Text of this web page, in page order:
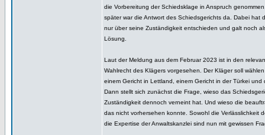
die Vorbereitung der Schiedsklage in Anspruch
später war die Antwort des Schiedsgerichts da. Dabei hat
nur über seine Zuständigkeit entschieden und galt noch
Lösung.
Laut der Meldung aus dem Februar 2023 ist in den
Wahlrecht des Klägers vorgesehen. Der Kläger soll
einem Gericht in Lettland, einem Gericht in der Türkei und
Dann stellt sich zunächst die Frage, wieso das
Zuständigkeit dennoch verneint hat. Und wieso die
das nicht vorhersehen konnte. Sowohl die Verlässlichkeit
die Expertise der Anwaltskanzlei sind nun mit gewissen